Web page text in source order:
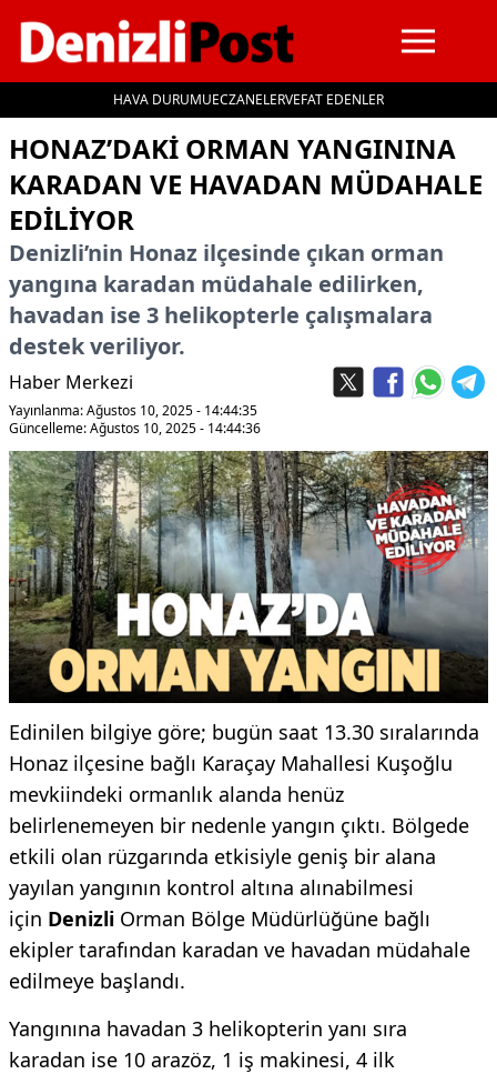
HAVA DURUMUECZANELERVEFAT EDENLER
HONAZ’DAKI ORMAN YANGININA
KARADAN VE HAVADAN MÜDAHALE
EDILIYOR
Denizli’nin Honaz ilçesinde çıkan orman
yangına karadan müdahale edilirken,
havadan ise 3 helikopterle çalışmalara
destek veriliyor.
Haber Merkezi
Yayınlanma: Ağustos 10, 2025 - 14:44:35
Güncelleme: Ağustos 10, 2025 - 14:44:36
Edinilen bilgiye göre; bugün saat 13.30 sıralarında
Honaz ilçesine bağlı Karaçay Mahallesi Kuşoğlu
mevkiindeki ormanlık alanda henüz
belirlenemeyen bir nedenle yangın çıktı. Bölgede
etkili olan rüzgarında etkisiyle geniş bir alana
yayılan yangının kontrol altına alınabilmesi
için Denizli Orman Bölge Müdürlüğüne bağlı
ekipler tarafından karadan ve havadan müdahale
edilmeye başlandı.
Yangınına havadan 3 helikopterin yanı sıra
karadan ise 10 arazöz, 1 iş makinesi, 4 ilk